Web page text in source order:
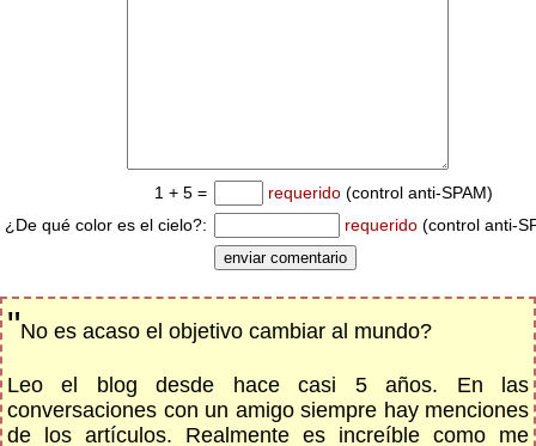
1 + 5 = requerido (control anti-SPAM)
¿De qué color es el cielo?:
requerido (control anti-
"No es acaso el objetivo cambiar al mundo?
Leo el blog desde hace casi 5 años. En las
conversaciones con un amigo siempre hay menciones
de los artículos. Realmente es increíble como me